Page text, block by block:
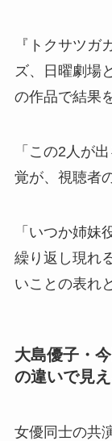
『トクサツガ
ズ、日曜劇場
の作品で結果
「この2人が
覚が、視聴者
「いつか姉妹
繰り返し現れ
いことの表れ
大島優子・
の違いで見
女優同士の共